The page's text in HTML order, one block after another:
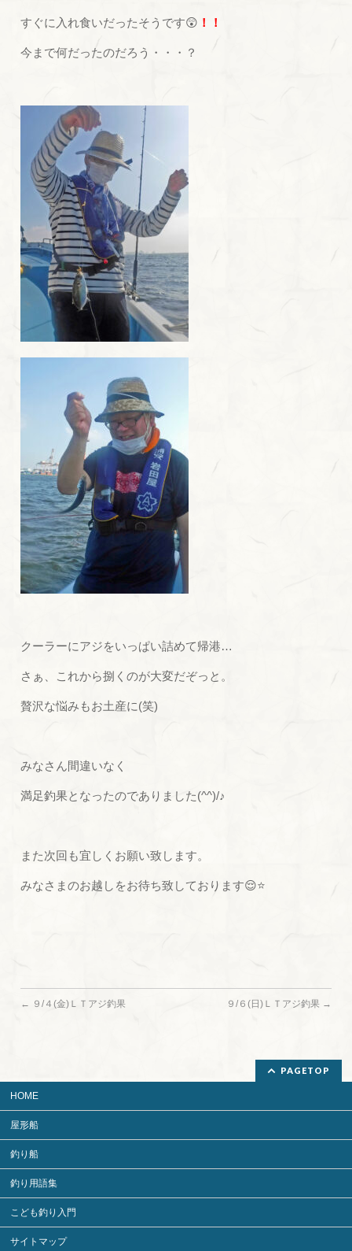
すぐに入れ食いだったそうです😲 ！！
今まで何だったのだろう・・・？
クーラーにアジをいっぱい詰めて帰港…
さぁ、これから捌くのが大変だぞっと。
贅沢な悩みもお土産に(笑)
みなさん間違いなく
満足釣果となったのでありました(^^)/♪
また次回も宜しくお願い致します。
みなさまのお越しをお待ち致しております😌⭐
← ９/４(金)ＬＴアジ釣果 ９/６(日)ＬＴアジ釣果 →
PAGETOP
HOME
屋形船
釣り船
釣り用語集
こども釣り入門
サイトマップ